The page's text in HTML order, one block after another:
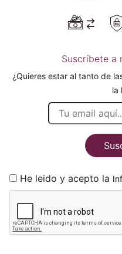
Suscríbete a
¿Quieres estar al tanto de
la
He leido y acepto la